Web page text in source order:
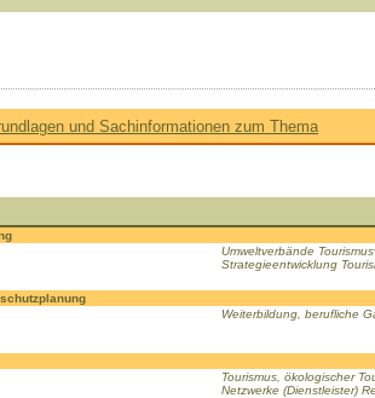
und Sachinformationen zum Thema
Umweltverbände
Strategieentwicklung
Weiterbildung, berufliche
Tourismus, ökologischer
Netzwerke (Dienstleister)